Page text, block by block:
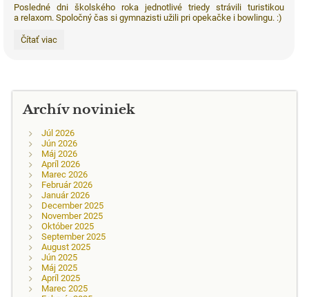
Posledné dni školského roka jednotlivé triedy strávili turistikou
a relaxom. Spoločný čas si gymnazisti užili pri opekačke i bowlingu. :)
Posledné
oddychu:
Čítať viac
Archív noviniek
Júl 2026
Jún 2026
Máj 2026
Apríl 2026
Marec 2026
Február 2026
Január 2026
December 2025
November 2025
Október 2025
September 2025
August 2025
Jún 2025
Máj 2025
Apríl 2025
Marec 2025